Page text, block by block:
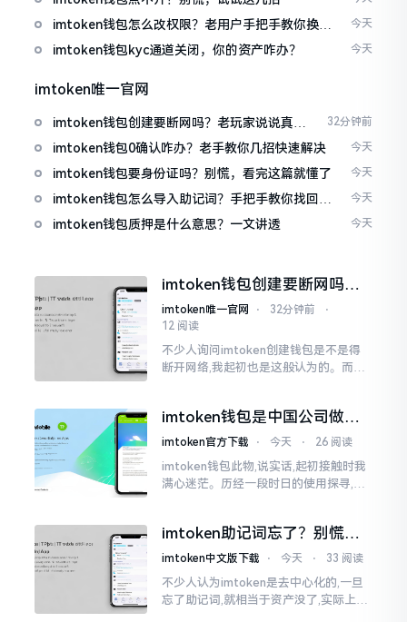
imtoken钱包怎么改权限？老用户手把手教你换主
人
今天
imtoken钱包kyc通道关闭，你的资产咋办？ 今天
imtoken唯一官网
imtoken钱包创建要断网吗？老玩家说说真实
情况
32分钟前
imtoken钱包0确认咋办？老手教你几招快速解决 今天
imtoken钱包要身份证吗？别慌，看完这篇就懂了 今天
imtoken钱包怎么导入助记词？手把手教你找回资
产
今天
imtoken钱包质押是什么意思？一文讲透 今天
imtoken钱包创建要断网吗？
老玩家说说真实情况
imtoken唯一官网 ⋅ 32分钟前
⋅
12 阅读
不少人询问imtoken创建钱包是不是得
断开网络,我起初也是这般认为的。而后
人攻击
imtoken钱包是中国公司做的
吗？一文说清楚
imtoken官方下载 ⋅ 今天 ⋅ 26 阅读
imtoken钱包此物,说实话,起初接触时我
满心迷茫。历经一段时日的使用探寻,我
李鹏
imtoken助记词忘了？别慌，
这招能救你
imtoken中文版下载 ⋅ 今天 ⋅ 33 阅读
不少人认为imtoken是去中心化的,一旦
忘了助记词,就相当于资产没了,实际上这